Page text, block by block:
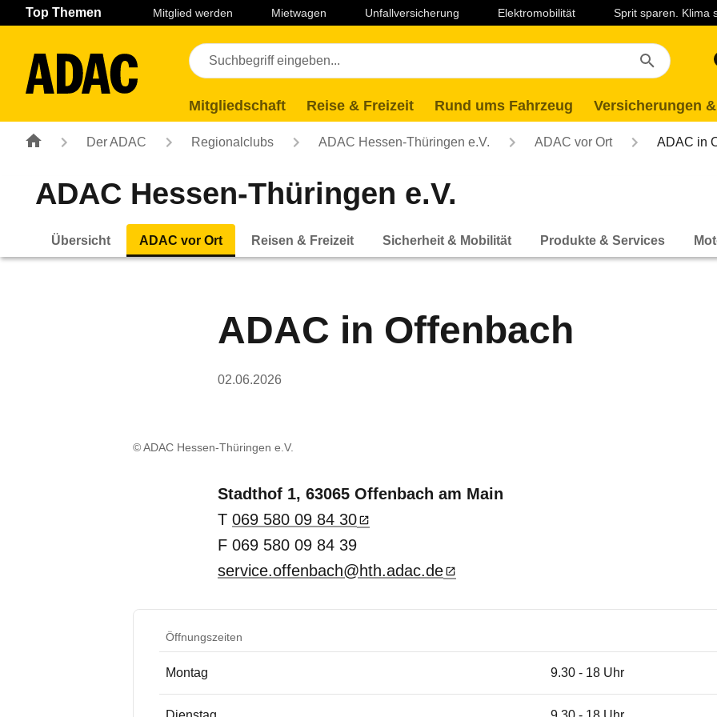
Navigation Seiteninhalt Fußzeile
Top Themen Mitglied werden Mietwagen Unfallversicherung Elektromobilität Sprit sparen. Klima
Mitgliedschaft Reise & Freizeit Rund ums Fahrzeug Versicherungen
Der ADAC Regionalclubs ADAC Hessen-Thüringen e.V. ADAC vor Ort ADAC in
ADAC Hessen-Thüringen e.V.
Übersicht ADAC vor Ort Reisen & Freizeit Sicherheit & Mobilität Produkte & Services
ADAC in Offenbach
02.06.2026
© ADAC Hessen-Thüringen e.V.
Stadthof 1, 63065 Offenbach am Main
T 069 580 09 84 30
F 069 580 09 84 39
service.offenbach@hth.adac.de
Öffnungszeiten
Montag 9.30 - 18 Uhr